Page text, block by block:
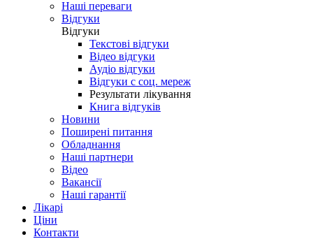
Наші переваги
Відгуки
Відгуки
Текстові відгуки
Відео відгуки
Аудіо відгуки
Відгуки с соц. мереж
Результати лікування
Книга відгуків
Новини
Поширені питання
Обладнання
Наші партнери
Відео
Вакансії
Наші гарантії
Лікарі
Ціни
Контакти